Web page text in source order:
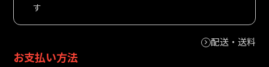
す
配送・送料
お支払い方法